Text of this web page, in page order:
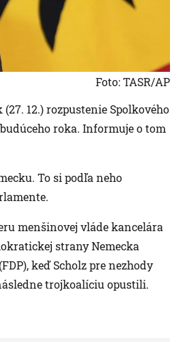
Foto: TASR/AP
12.) rozpustenie Spolkového
roka. Informuje o tom
To si podľa neho
menšinovej vláde kancelára
strany Nemecka
keď Scholz pre nezhody
trojkoalíciu opustili.